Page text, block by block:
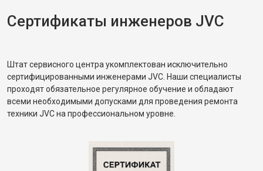
Сертификаты инженеров JVC
Штат сервисного центра укомплектован исключительно
сертифицированными инженерами JVC. Наши специалисты
проходят обязательное регулярное обучение и обладают
всеми необходимыми допусками для проведения ремонта
техники JVC на профессиональном уровне.